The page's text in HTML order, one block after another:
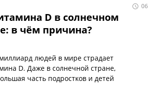
D в солнечном
в чём причина?
людей в мире страдает
D. Даже в солнечной стране,
часть подростков и детей
этого витамина. Интересно,